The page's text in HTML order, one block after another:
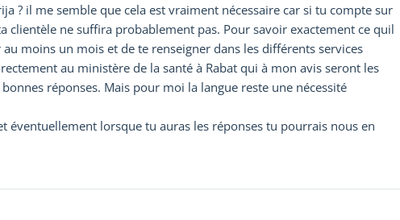
? il me semble que cela est vraiment nécessaire car ‎si tu compte sur
clientèle ne suffira probablement pas. Pour savoir ‎exactement ce quil
moins un mois et de te renseigner dans les ‎différents services
au ministère de la santé à Rabat qui à mon ‎avis seront les
réponses. Mais pour moi la langue reste une ‎nécessité
éventuellement lorsque tu auras les réponses tu pourrais nous en